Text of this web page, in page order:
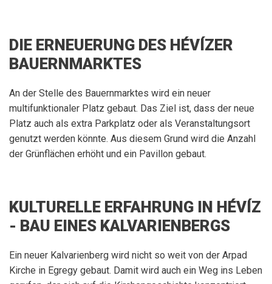
DIE ERNEUERUNG DES HÉVÍZER
BAUERNMARKTES
An der Stelle des Bauernmarktes wird ein neuer
multifunktionaler Platz gebaut. Das Ziel ist, dass der neue
Platz auch als extra Parkplatz oder als Veranstaltungsort
genutzt werden könnte. Aus diesem Grund wird die Anzahl
der Grünflächen erhöht und ein Pavillon gebaut.
KULTURELLE ERFAHRUNG IN HÉVÍZ
- BAU EINES KALVARIENBERGS
Ein neuer Kalvarienberg wird nicht so weit von der Arpad
Kirche in Egregy gebaut. Damit wird auch ein Weg ins Leben